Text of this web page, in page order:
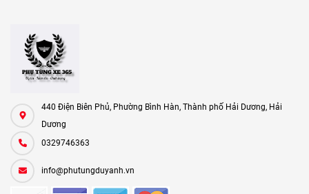
440 Điện Biên Phủ, Phường Bình Hàn, Thành phố Hải Dương, Hải
Dương
0329746363
info@phutungduyanh.vn